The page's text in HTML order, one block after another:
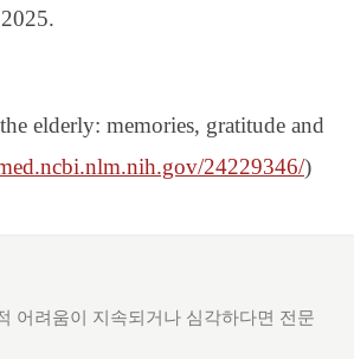
elderly: memories, gratitude and
24229346/)
어려움이 지속되거나 심각하다면 전문